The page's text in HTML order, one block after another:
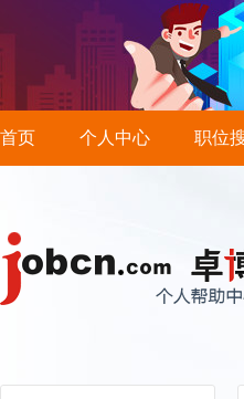
首页 个人中心 职位